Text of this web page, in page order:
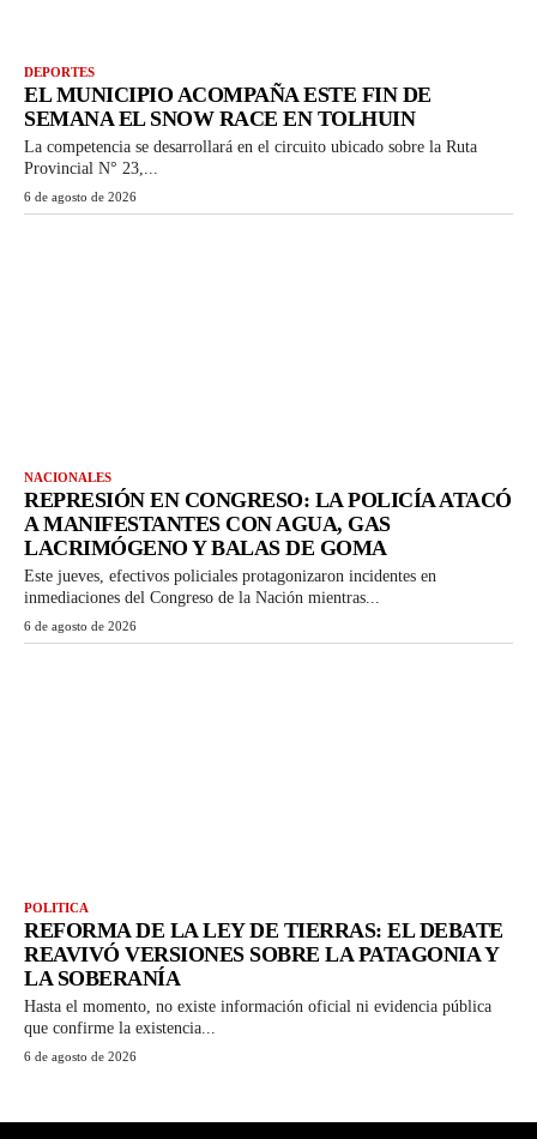
DEPORTES
EL MUNICIPIO ACOMPAÑA ESTE FIN DE
SEMANA EL SNOW RACE EN TOLHUIN
La competencia se desarrollará en el circuito ubicado sobre la Ruta
Provincial N° 23,...
6 de agosto de 2026
NACIONALES
REPRESIÓN EN CONGRESO: LA POLICÍA ATACÓ
A MANIFESTANTES CON AGUA, GAS
LACRIMÓGENO Y BALAS DE GOMA
Este jueves, efectivos policiales protagonizaron incidentes en
inmediaciones del Congreso de la Nación mientras...
6 de agosto de 2026
POLITICA
REFORMA DE LA LEY DE TIERRAS: EL DEBATE
REAVIVÓ VERSIONES SOBRE LA PATAGONIA Y
LA SOBERANÍA
Hasta el momento, no existe información oficial ni evidencia pública
que confirme la existencia...
6 de agosto de 2026